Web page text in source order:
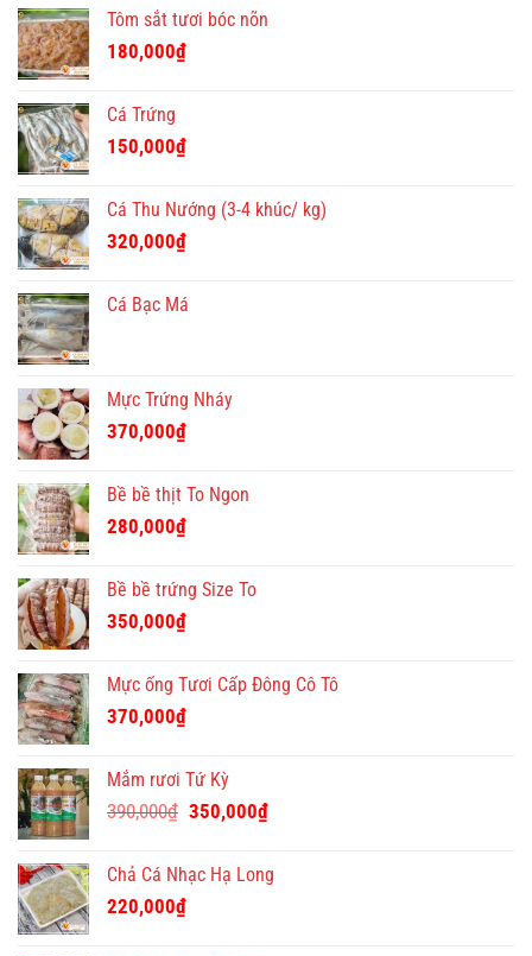
Tôm sắt tươi bóc nõn
180,000₫
Cá Trứng
150,000₫
Cá Thu Nướng (3-4 khúc/ kg)
320,000₫
Cá Bạc Má
Mực Trứng Nháy
370,000₫
Bề bề thịt To Ngon
280,000₫
Bề bề trứng Size To
350,000₫
Mực ống Tươi Cấp Đông Cô Tô
370,000₫
Mắm rươi Tứ Kỳ
390,000₫ Giá
390,000₫.
350,000₫Giá
là:
Chả Cá Nhạc Hạ Long
220,000₫